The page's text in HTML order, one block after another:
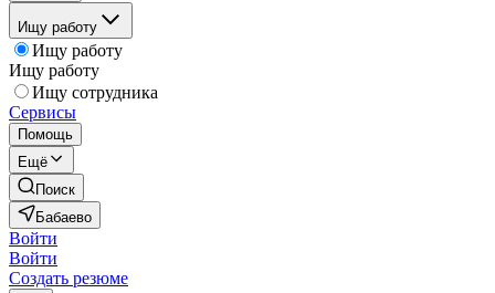
Ищу работу
Ищу работу
Ищу работу
Ищу сотрудника
Сервисы
Помощь
Ещё
Поиск
Бабаево
Войти
Войти
Создать резюме